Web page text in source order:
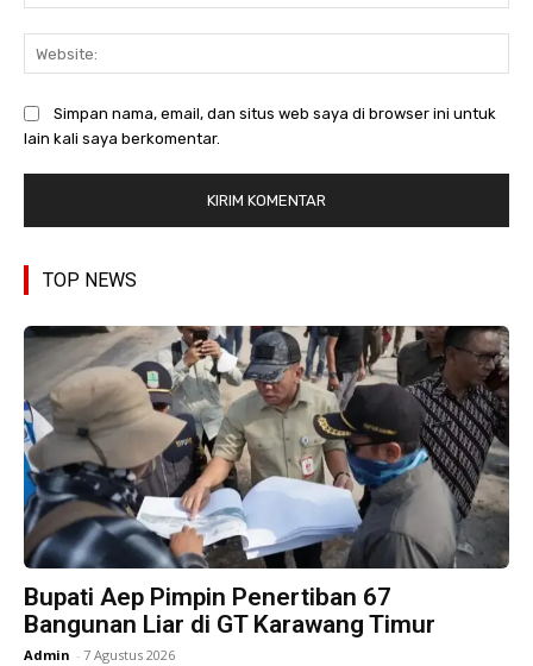
Simpan nama, email, dan situs web saya di browser ini untuk
lain kali saya berkomentar.
TOP NEWS
Bupati Aep Pimpin Penertiban 67
Bangunan Liar di GT Karawang Timur
Admin - 7 Agustus 2026